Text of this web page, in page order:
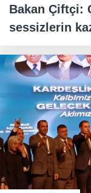
Bakan Çiftçi:
sessizlerin